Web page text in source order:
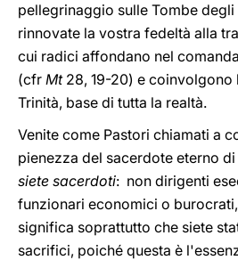
pellegrinaggio sulle Tombe
rinnovate la vostra fedeltà alla
cui radici affondano nel
(cfr Mt 28, 19-20) e coinvolgono
Trinità, base di tutta la realtà.
Venite come Pastori chiamati a
pienezza del sacerdote eterno
siete sacerdoti: non dirigenti
funzionari economici o
significa soprattutto che siete
sacrifici, poiché questa è